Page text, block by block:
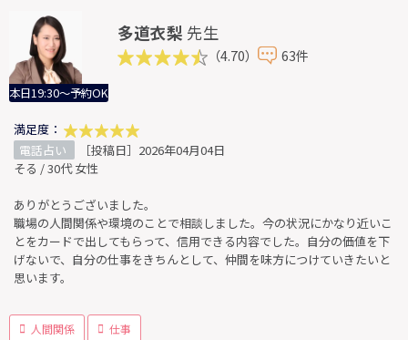
本日19:30～予約OK
多道衣梨 先生
（4.70） 63件
満足度：
電話占い
［投稿日］2026年04月04日
そる / 30代 女性
ありがとうございました。
職場の人間関係や環境のことで相談しました。今の状況にかなり近いこ
とをカードで出してもらって、信用できる内容でした。自分の価値を下
げないで、自分の仕事をきちんとして、仲間を味方につけていきたいと
思います。
人間関係 仕事